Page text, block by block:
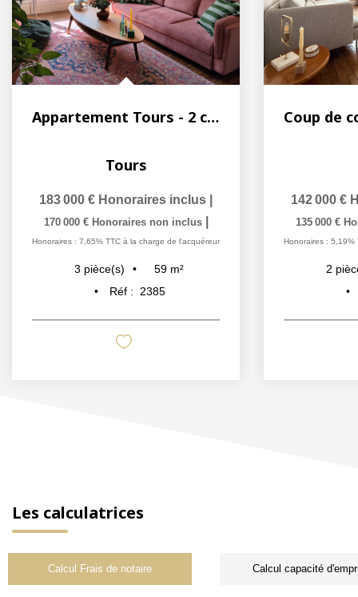
Appartement Tours - 2 chambres
Tours
183 000 € Honoraires inclus
170 000 € Honoraires non inclus
Honoraires : 7,65% TTC à la charge de l'acquéreur
3 pièce(s) 59 m²
Réf :
2385
142 000 €
135 000 €
Honoraires : 5,19%
2
Les calculatrices
Calcul Frais de notaire Calcul capacité